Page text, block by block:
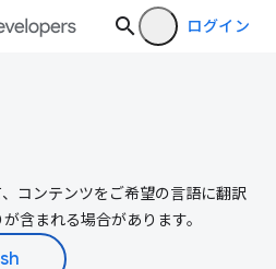
ログイン
コンテンツをご希望の言語に翻訳
含まれる場合があります。